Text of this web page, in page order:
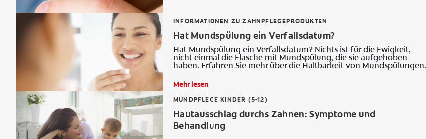
INFORMATIONEN ZU ZAHNPFLEGEPRODUKTEN
Hat Mundspülung ein Verfallsdatum?
Hat Mundspülung ein Verfallsdatum? Nichts ist für die Ewigkeit,
nicht einmal die Flasche mit Mundspülung, die sie aufgehoben
haben. Erfahren Sie mehr über die Haltbarkeit von Mundspülungen.
Mehr lesen
MUNDPFLEGE KINDER (5-12)
Hautausschlag durchs Zahnen: Symptome und
Behandlung